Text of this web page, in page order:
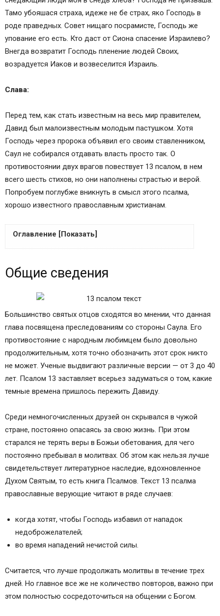
Тамо убояшася страха, идеже не бе страх, яко Господь в
роде праведных. Совет нищаго посрамисте, Господь же
упование его есть. Кто даст от Сиона спасение Израилево?
Внегда возвратит Господь пленение людей Своих,
возрадуется Иаков и возвеселится Израиль.
Слава:
Перед тем, как стать известным на весь мир правителем,
Давид был малоизвестным молодым пастушком. Хотя
Господь через пророка объявил его своим ставленником,
Саул не собирался отдавать власть просто так. О
противостоянии двух врагов повествует 13 псалом, в нем
всего шесть стихов, но они наполнены страстью и верой.
Попробуем поглубже вникнуть в смысл этого псалма,
хорошо известного православным христианам.
Оглавление [Показать]
К исполнению. Псалом Давида.
Текст 13 псалма на русском
Общие сведения
Большинство святых отцов сходятся во мнении, что данная
глава посвящена преследованиям со стороны Саула. Его
противостояние с народным любимцем было довольно
продолжительным, хотя точно обозначить этот срок никто
не может. Ученые выдвигают различные версии — от 3 до 40
лет. Псалом 13 заставляет всерьез задуматься о том, какие
темные времена пришлось пережить Давиду.
Среди немногочисленных друзей он скрывался в чужой
стране, постоянно опасаясь за свою жизнь. При этом
старался не терять веры в Божьи обетования, для чего
постоянно пребывал в молитвах. Об этом как нельзя лучше
свидетельствует литературное наследие, вдохновленное
Духом Святым, то есть книга Псалмов. Текст 13 псалма
православные верующие читают в ряде случаев:
когда хотят, чтобы Господь избавил от нападок
недоброжелателей;
во время нападений нечистой силы.
Считается, что лучше продолжать молитвы в течение трех
дней. Но главное все же не количество повторов, важно при
этом полностью сосредоточиться на общении с Богом.